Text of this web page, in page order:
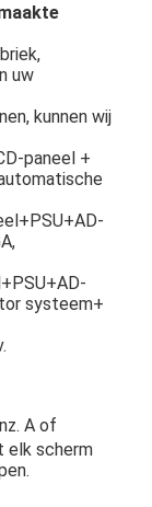
uw
kunnen wij
paneel +
systeem+
A of
elk scherm